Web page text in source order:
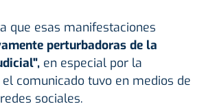
que esas manifestaciones
perturbadoras de la
en especial por la
comunicado tuvo en medios de
sociales.